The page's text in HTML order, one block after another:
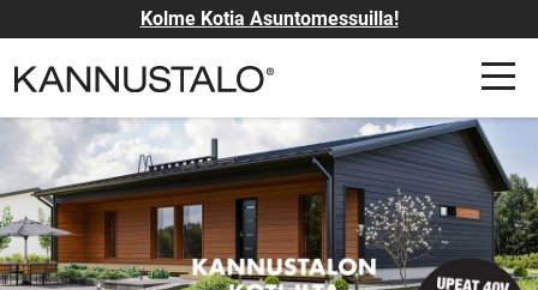
Kolme Kotia Asuntomessuilla!